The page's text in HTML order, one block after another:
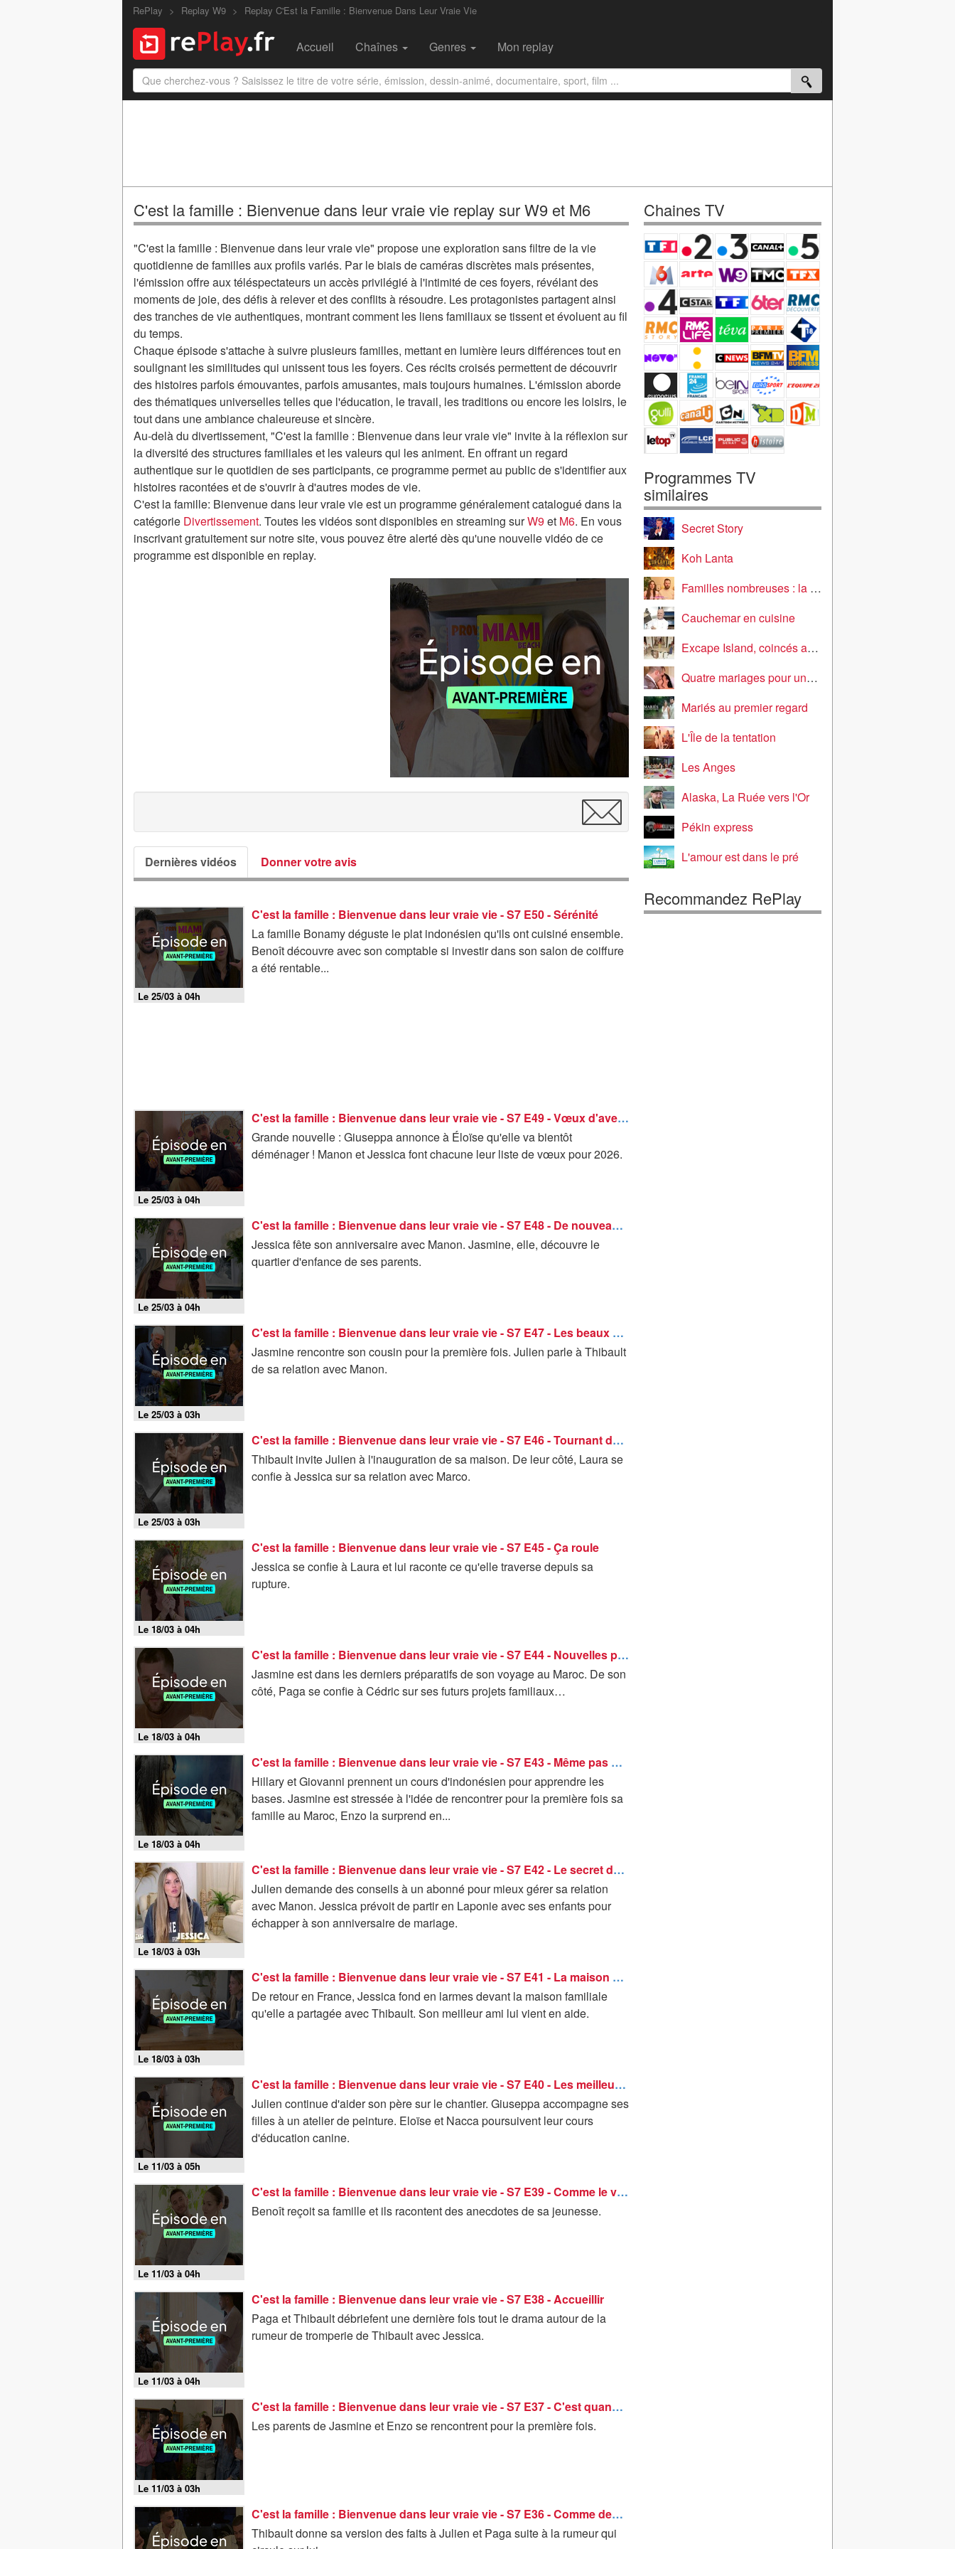
RePlay Replay W9 Replay C'Est la Famille : Bienvenue Dans Leur Vraie Vie
Accueil Chaînes Genres Mon replay
C'est la famille : Bienvenue dans leur vraie vie replay sur W9 et M6
"C'est la famille : Bienvenue dans leur vraie vie" propose une exploration sans filtre de la vie
quotidienne de familles aux profils variés. Par le biais de caméras discrètes mais présentes,
l'émission offre aux téléspectateurs un accès privilégié à l'intimité de ces foyers, révélant des
moments de joie, des défis à relever et des conflits à résoudre. Les protagonistes partagent ainsi
des tranches de vie authentiques, montrant comment les liens familiaux se tissent et évoluent au fil
du temps.
Chaque épisode s'attache à suivre plusieurs familles, mettant en lumière leurs différences tout en
soulignant les similitudes qui unissent tous les foyers. Ces récits croisés permettent de découvrir
des histoires parfois émouvantes, parfois amusantes, mais toujours humaines. L'émission aborde
des thématiques universelles telles que l'éducation, le travail, les traditions ou encore les loisirs, le
tout dans une ambiance chaleureuse et sincère.
Au-delà du divertissement, "C'est la famille : Bienvenue dans leur vraie vie" invite à la réflexion sur
la diversité des structures familiales et les valeurs qui les animent. En offrant un regard
authentique sur le quotidien de ses participants, ce programme permet au public de s'identifier aux
histoires racontées et de s'ouvrir à d'autres modes de vie.
C'est la famille: Bienvenue dans leur vraie vie est un programme généralement catalogué dans la
catégorie Divertissement. Toutes les vidéos sont disponibles en streaming surW9 et M6. En vous
inscrivant gratuitement sur notre site, vous pouvez être alerté dès qu'une nouvelle vidéo de ce
programme est disponible en replay.
Dernières vidéos Donner votre avis
Le 25/03 à 04h
C'est la famille : Bienvenue dans leur vraie vie - S7 E50 - Sérénité
La famille Bonamy déguste le plat indonésien qu'ils ont cuisiné ensemble.
Benoît découvre avec son comptable si investir dans son salon de coiffure
a été rentable...
Le 25/03 à 04h
C'est la famille : Bienvenue dans leur vraie vie - S7 E49 - Vœux d'avenir
Grande nouvelle : Giuseppa annonce à Éloïse qu'elle va bientôt
déménager ! Manon et Jessica font chacune leur liste de vœux pour 2026.
Le 25/03 à 04h
C'est la famille : Bienvenue dans leur vraie vie - S7 E48 - De nouveaux souvenirs
Jessica fête son anniversaire avec Manon. Jasmine, elle, découvre le
quartier d'enfance de ses parents.
Le 25/03 à 03h
C'est la famille : Bienvenue dans leur vraie vie - S7 E47 - Les beaux moments
Jasmine rencontre son cousin pour la première fois. Julien parle à Thibault
de sa relation avec Manon.
Le 25/03 à 03h
C'est la famille : Bienvenue dans leur vraie vie - S7 E46 - Tournant de la vie
Thibault invite Julien à l'inauguration de sa maison. De leur côté, Laura se
confie à Jessica sur sa relation avec Marco.
Le 18/03 à 04h
C'est la famille : Bienvenue dans leur vraie vie - S7 E45 - Ça roule
Jessica se confie à Laura et lui raconte ce qu'elle traverse depuis sa
rupture.
Le 18/03 à 04h
C'est la famille : Bienvenue dans leur vraie vie - S7 E44 - Nouvelles pages
Jasmine est dans les derniers préparatifs de son voyage au Maroc. De son
côté, Paga se confie à Cédric sur ses futurs projets familiaux…
Le 18/03 à 04h
C'est la famille : Bienvenue dans leur vraie vie - S7 E43 - Même pas peur
Hillary et Giovanni prennent un cours d'indonésien pour apprendre les
bases. Jasmine est stressée à l'idée de rencontrer pour la première fois sa
famille au Maroc, Enzo la surprend en...
Le 18/03 à 03h
C'est la famille : Bienvenue dans leur vraie vie - S7 E42 - Le secret du couple
Julien demande des conseils à un abonné pour mieux gérer sa relation
avec Manon. Jessica prévoit de partir en Laponie avec ses enfants pour
échapper à son anniversaire de mariage.
Le 18/03 à 03h
C'est la famille : Bienvenue dans leur vraie vie - S7 E41 - La maison du bonheur
De retour en France, Jessica fond en larmes devant la maison familiale
qu'elle a partagée avec Thibault. Son meilleur ami lui vient en aide.
Le 11/03 à 05h
C'est la famille : Bienvenue dans leur vraie vie - S7 E40 - Les meilleurs conseils
Julien continue d'aider son père sur le chantier. Giuseppa accompagne ses
filles à un atelier de peinture. Eloïse et Nacca poursuivent leur cours
d'éducation canine.
Le 11/03 à 04h
C'est la famille : Bienvenue dans leur vraie vie - S7 E39 - Comme le vélo
Benoît reçoit sa famille et ils racontent des anecdotes de sa jeunesse.
Le 11/03 à 04h
C'est la famille : Bienvenue dans leur vraie vie - S7 E38 - Accueillir
Paga et Thibault débriefent une dernière fois tout le drama autour de la
rumeur de tromperie de Thibault avec Jessica.
Le 11/03 à 03h
C'est la famille : Bienvenue dans leur vraie vie - S7 E37 - C'est quand même la famille…
Les parents de Jasmine et Enzo se rencontrent pour la première fois.
C'est la famille : Bienvenue dans leur vraie vie - S7 E36 - Comme des frères
Thibault donne sa version des faits à Julien et Paga suite à la rumeur qui
Chaines TV
Programmes TV
similaires
Secret Story
Koh Lanta
Familles nombreuses : la vie en XXL
Cauchemar en cuisine
Excape Island, coincés avec nos ex
Quatre mariages pour une lune de miel
Mariés au premier regard
L'Île de la tentation
Les Anges
Alaska, La Ruée vers l'Or
Pékin express
L'amour est dans le pré
Recommandez RePlay